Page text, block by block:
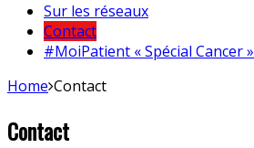
Sur les réseaux
Contact
#MoiPatient « Spécial Cancer »
Home Contact
Contact